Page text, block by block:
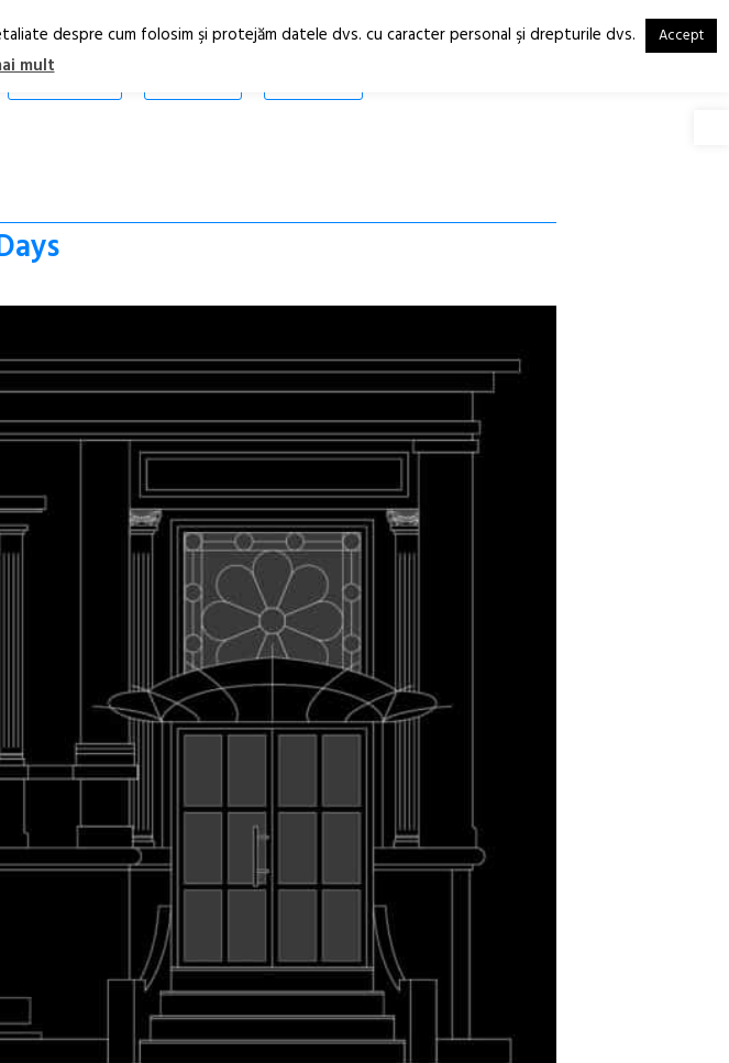
RO
EN
despre cum folosim şi protejăm datele dvs. cu caracter personal şi drepturile dvs. Accept
mult